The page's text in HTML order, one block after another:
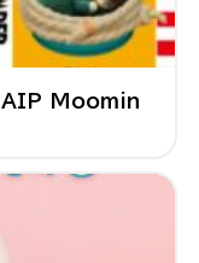
'AIP Moomin